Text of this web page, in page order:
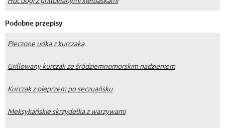
Podobne przepisy
Pieczone udka z kurczaka
Grillowany kurczak ze śródziemnomorskim nadzieniem
Kurczak z pieprzem po seczuańsku
Meksykańskie skrzydełka z warzywami